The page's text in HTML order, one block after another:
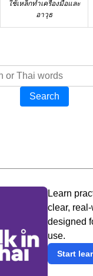
ใช้เหล็กทำเครื่องมือและ
อาวุธ
Search
Learn
clear,
designed
use.
Start